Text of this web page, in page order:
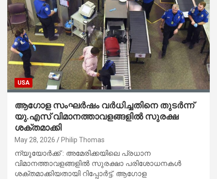
USA
ആഗോള സംഘർഷം വർധിച്ചതിനെ തുടർന്ന്
യു.എസ് വിമാനത്താവളങ്ങളിൽ സുരക്ഷ
ശക്തമാക്കി
May 28, 2026 Philip Thomas
ന്യൂയോർക്ക് : അമേരിക്കയിലെ പ്രധാന
വിമാനത്താവളങ്ങളിൽ സുരക്ഷാ പരിശോധനകൾ
ശക്തമാക്കിയതായി റിപ്പോർട്ട്. ആഗോള